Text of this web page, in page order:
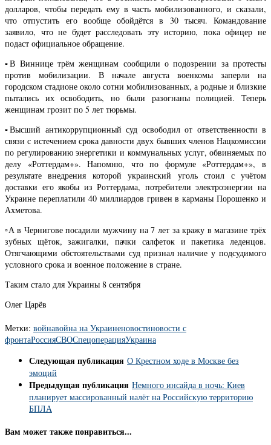
долларов, чтобы передать ему в часть мобилизованного, и сказали,
что отпустить его вообще обойдётся в 30 тысяч. Командование
заявило, что не будет расследовать эту историю, пока офицер не
подаст официальное обращение.
▫️В Виннице трём женщинам сообщили о подозрении за протесты
против мобилизации. В начале августа военкомы заперли на
городском стадионе около сотни мобилизованных, а родные и близкие
пытались их освободить, но были разогнаны полицией. Теперь
женщинам грозит по 5 лет тюрьмы.
▫️Высший антикоррупционный суд освободил от ответственности в
связи с истечением срока давности двух бывших членов Нацкомиссии
по регулированию энергетики и коммунальных услуг, обвиняемых по
делу «Роттердам+». Напомню, что по формуле «Роттердам+», в
результате внедрения которой украинский уголь стоил с учётом
доставки его якобы из Роттердама, потребители электроэнергии на
Украине переплатили 40 миллиардов гривен в карманы Порошенко и
Ахметова.
▫️А в Чернигове посадили мужчину на 7 лет за кражу в магазине трёх
зубных щёток, зажигалки, пачки салфеток и пакетика леденцов.
Отягчающими обстоятельствами суд признал наличие у подсудимого
условного срока и военное положение в стране.
Таким стало для Украины 8 сентября
Олег Царёв
Метки: войнавойна на Украиненовостиновости с
фронтаРоссияСВОСпецоперацияУкраина
Следующая публикация О Крестном ходе в Москве без
эмоций
Предыдущая публикация Немного инсайда в ночь: Киев
планирует массированный налёт на Российскую территорию
БПЛА
Вам может также понравиться...